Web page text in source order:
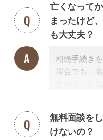
は、自宅近
く、その士
かだからです
人業務が専
依頼をして
く進みませ
が、スムー
のために非
亡くなって
まったけど
も大丈夫？
相続手続き
場合でも、
すので、お
無料面談を
けないの？